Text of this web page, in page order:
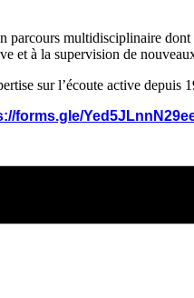
multidisciplinaire
et à la supervision de
sur l’écoute active depuis
forms.gle/